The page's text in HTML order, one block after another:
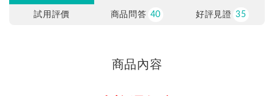
試用評價 商品問答 40 好評見證 35
商品內容